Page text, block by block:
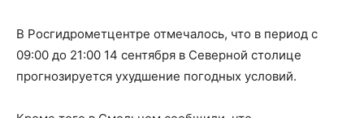
В Росгидрометцентре отмечалось, что в период с
09:00 до 21:00 14 сентября в Северной столице
прогнозируется ухудшение погодных условий.